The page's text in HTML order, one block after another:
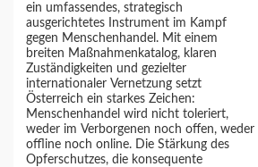
ein umfassendes, strategisch
ausgerichtetes Instrument im Kampf
gegen Menschenhandel. Mit einem
breiten Maßnahmenkatalog, klaren
Zuständigkeiten und gezielter
internationaler Vernetzung setzt
Österreich ein starkes Zeichen:
Menschenhandel wird nicht toleriert,
weder im Verborgenen noch offen, weder
offline noch online. Die Stärkung des
Opferschutzes, die konsequente